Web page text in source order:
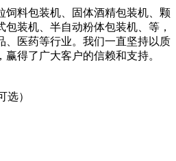
饲料包装机、固体酒精包装机、颗
装机、半自动粉体包装机、等，
、医药等行业。我们一直坚持以质
得了广大客户的信赖和支持。
选）